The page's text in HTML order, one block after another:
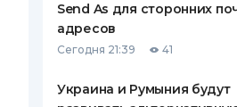
Send As для сторонних
адресов
Сегодня 21:39 41
Украина и Румыния будут